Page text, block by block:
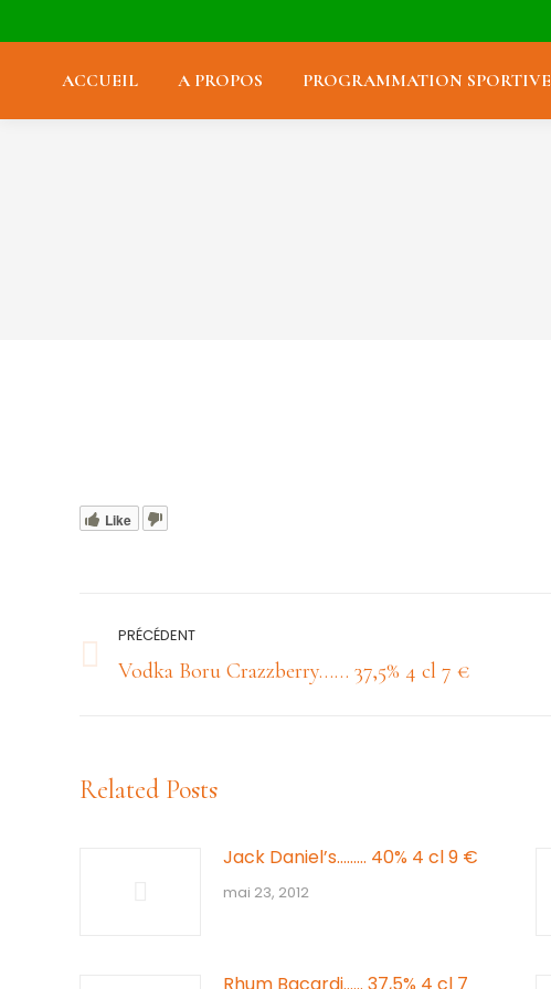
ACCUEIL A PROPOS PROGRAMMATION SPORTIVE
Like
Navigation
article
PRÉCÉDENT
Article
Vodka Boru Crazzberry…… 37,5% 4 cl 7 €
Related Posts
Jack Daniel’s……… 40% 4 cl 9 €
mai 23, 2012